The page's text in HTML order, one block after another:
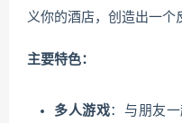
义你的酒店，创造出一个
主要特色：
多人游戏：与朋友